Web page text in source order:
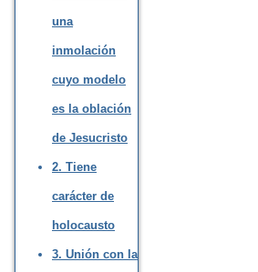
una
inmolación
cuyo modelo
es la oblación
de Jesucristo
2. Tiene
carácter de
holocausto
3. Unión con la